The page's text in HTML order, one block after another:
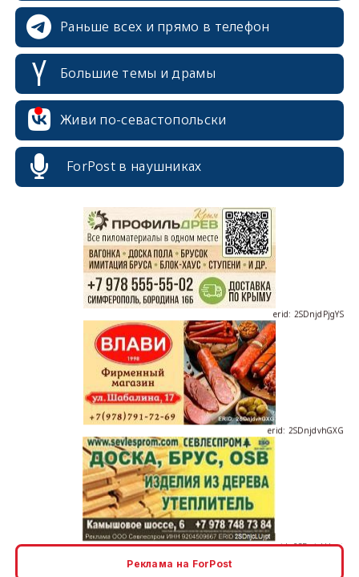
Раньше всех и прямо в телефон
Большие темы и драмы
Живи по-севастопольски
ForPost в наушниках
erid: 2SDnjcrDNw6
erid: 2SDnjdPjgYS
erid: 2SDnjdvhGXG
Реклама на ForPost